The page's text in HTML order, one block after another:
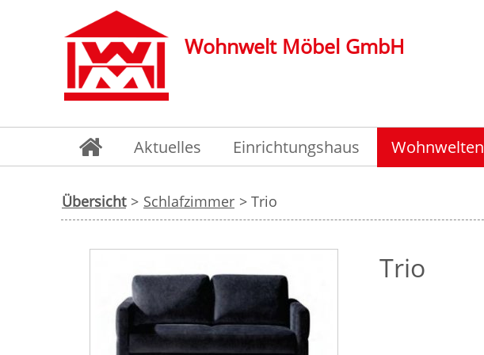
Wohnwelt Möbel GmbH
Aktuelles Einrichtungshaus Wohnwelten
Übersicht > Schlafzimmer > Trio
Trio